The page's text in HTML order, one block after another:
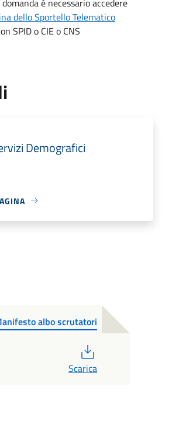
dello Sportello Telematico
SPID o CIE o CNS
Demografici
albo scrutatori
Scarica